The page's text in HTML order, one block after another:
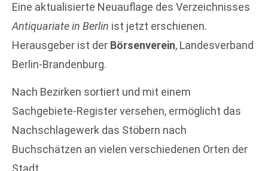
Eine aktualisierte Neuauflage des Verzeichnisses
Antiquariate in Berlin ist jetzt erschienen.
Herausgeber ist der Börsenverein, Landesverband
Berlin-Brandenburg.
Nach Bezirken sortiert und mit einem
Sachgebiete-Register versehen, ermöglicht das
Nachschlagewerk das Stöbern nach
Buchschätzen an vielen verschiedenen Orten der